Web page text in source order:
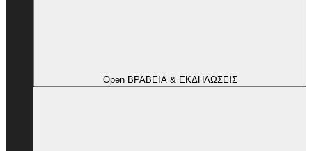
Open ΒΡΑΒΕΙΑ & ΕΚΔΗΛΩΣΕΙΣ